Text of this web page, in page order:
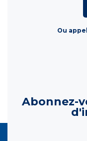
Ou
Abonnez-